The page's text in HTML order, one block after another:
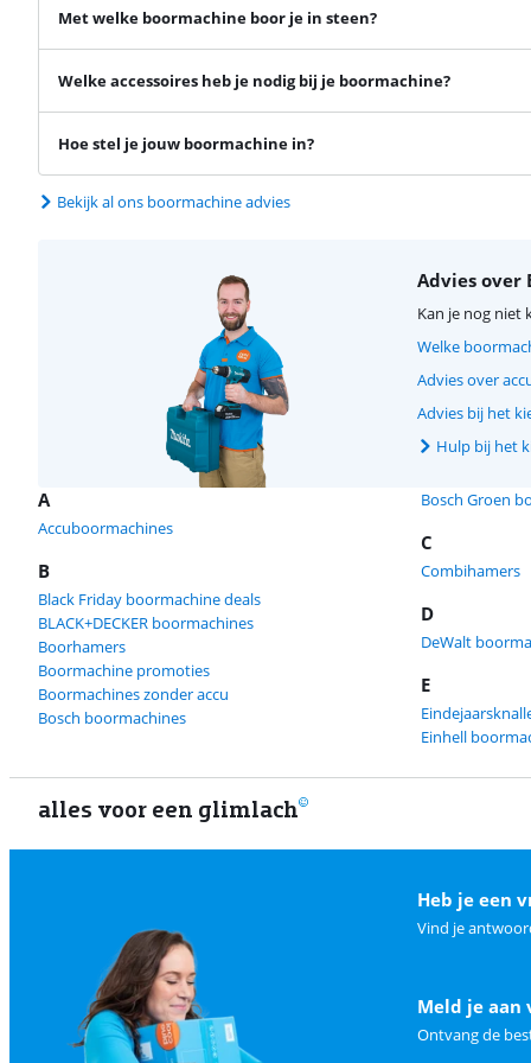
Met welke boormachine boor je in steen?
Welke accessoires heb je nodig bij je boormachine?
Hoe stel je jouw boormachine in?
Bekijk al ons boormachine advies
Advies over
Kan je nog niet
Welke
Advies over
Advies bij het
Hulp bij het
A
Accuboormachines
B
Black Friday boormachine deals
BLACK+DECKER boormachines
Boorhamers
Boormachine promoties
Boormachines zonder accu
Bosch boormachines
Bosch Groen
C
Combihamers
D
DeWalt
E
Einhell
alles voor een glimlach
Heb je een
Vind je
Meld je aan
Ontvang de